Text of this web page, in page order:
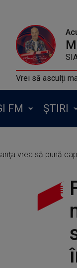
Vrei să asculți
FM ȘTIRI
vrea să pună